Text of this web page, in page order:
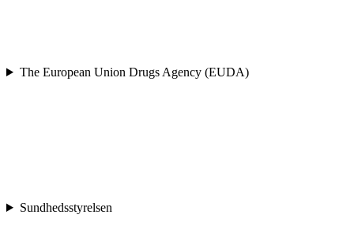
The European Union Drugs Agency (EUDA)
Sundhedsstyrelsen